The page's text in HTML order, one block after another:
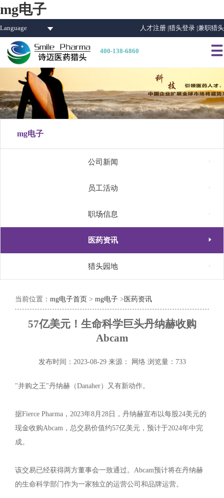
mg电子
Language 人才注册 |猎头登录 |兼职猎头
400-138-6860 
mg电子
公司新闻
员工活动
职场信息
医药资讯 
猎头园地
当前位置： mg电子首页 > mg电子 > 医药资讯
57亿美元！生命科学巨头丹纳赫收购
Abcam
发布时间：2023-08-29 来源： 网络 浏览量：733
"并购之王"丹纳赫（Danaher）又有新动作。
据Fierce Pharma，2023年8月28日，丹纳赫宣布以每股24美元的
现金收购Abcam，总交易价值约57亿美元，预计于2024年中完
成。
该交易已经获得两方董事会一致通过。Abcam预计将在丹纳赫
的生命科学部门作为一家独立的运营公司和品牌运营。